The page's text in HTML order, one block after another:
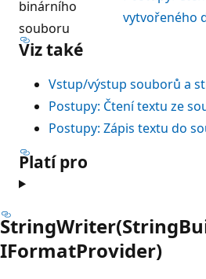
binárního
souboru
vytvořeného
Viz také
Vstup/výstup souborů a
Postupy: Čtení textu ze
Postupy: Zápis textu do
Platí pro
IFormatProvider)